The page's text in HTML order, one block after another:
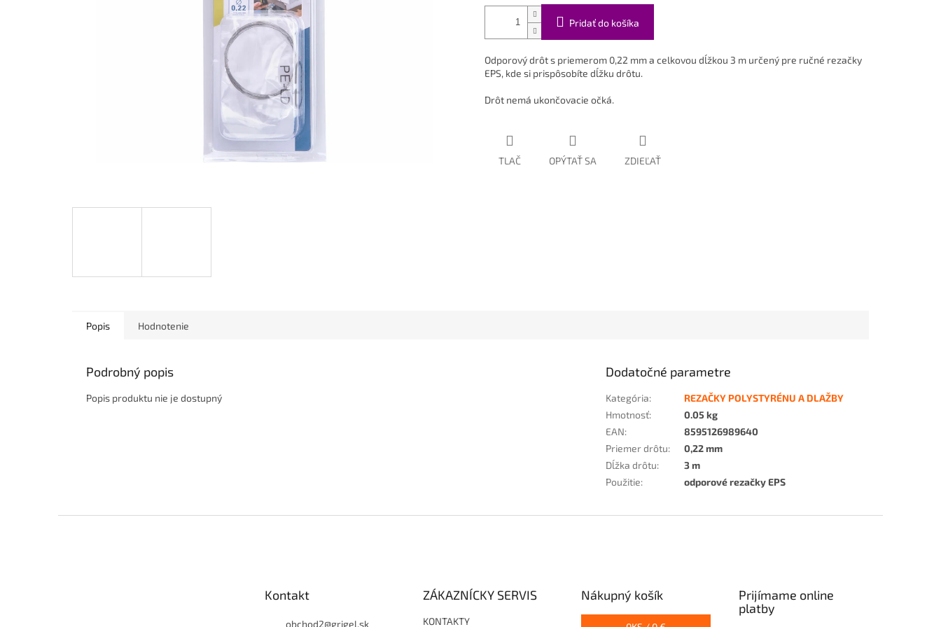
Pridať do košíka
Odporový drôt s priemerom 0,22 mm a celkovou dĺžkou 3 m určený pre ručné rezačky
EPS, kde si prispôsobíte dĺžku drôtu.
Drôt nemá ukončovacie očká.
TLAČ OPÝTAŤ SA ZDIEĽAŤ
Popis Hodnotenie
Podrobný popis
Popis produktu nie je dostupný
Dodatočné parametre
Kategória:
REZAČKY POLYSTYRÉNU A DLAŽBY
Hmotnosť:
0.05 kg
EAN:
8595126989640
Priemer drôtu:
0,22 mm
Dĺžka drôtu:
3 m
Použitie: odporové rezačky EPS
Kontakt
obchod2@grigel.sk
ZÁKAZNÍCKY SERVIS
KONTAKTY
Nákupný košík
Prijímame online
platby